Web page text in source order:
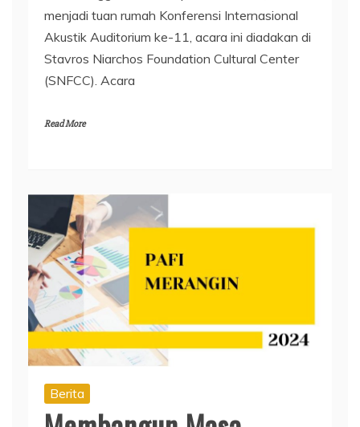
menjadi tuan rumah Konferensi Internasional
Akustik Auditorium ke-11, acara ini diadakan di
Stavros Niarchos Foundation Cultural Center
(SNFCC). Acara
Read More
Berita